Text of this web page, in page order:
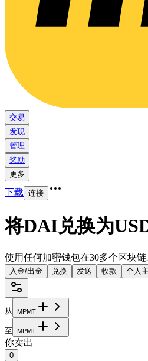
交易
发现
管理
奖励
更多
下载 连接
将DAI兑换为
使用任何加密钱包在30多个区块
入金/出金 兑换 发送 收款 个人
从 MPMT
至 MPMT
你卖出
0